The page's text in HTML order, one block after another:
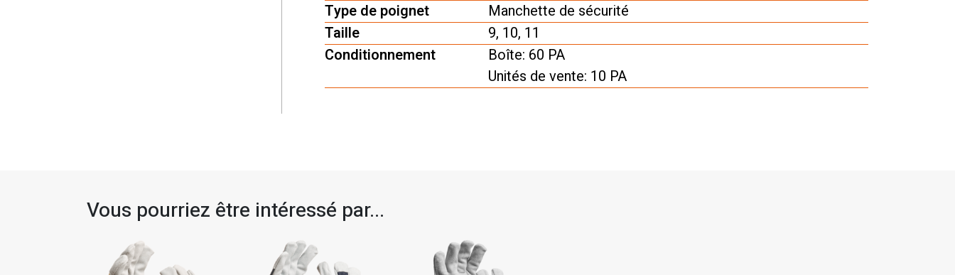
Type de poignet
Manchette de sécurité
Taille
9, 10, 11
Conditionnement
Boîte: 60 PA
Unités de vente: 10 PA
Vous pourriez être intéressé par...